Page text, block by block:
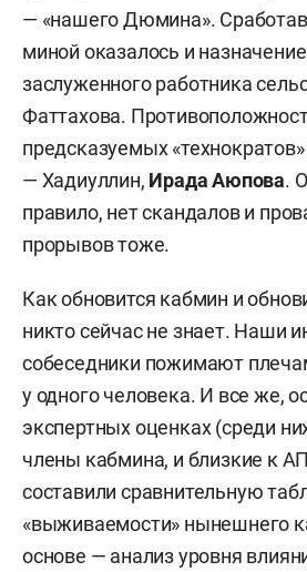
— «нашего Дюмина».
миной оказалось и
заслуженного работника
Фаттахова.
предсказуемых
— Хадиуллин, Ирада Аюпова.
правило, нет скандалов и
прорывов тоже.
Как обновится кабмин и
никто сейчас не знает. Наши
собеседники пожимают
у одного человека. И все же,
экспертных оценках (среди
члены кабмина, и близкие к
составили сравнительную
«выживаемости» нынешнего
основе — анализ уровня